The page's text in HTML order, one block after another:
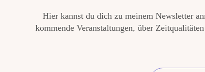
Hier kannst du dich zu meinem Newsletter
kommende Veranstaltungen, über